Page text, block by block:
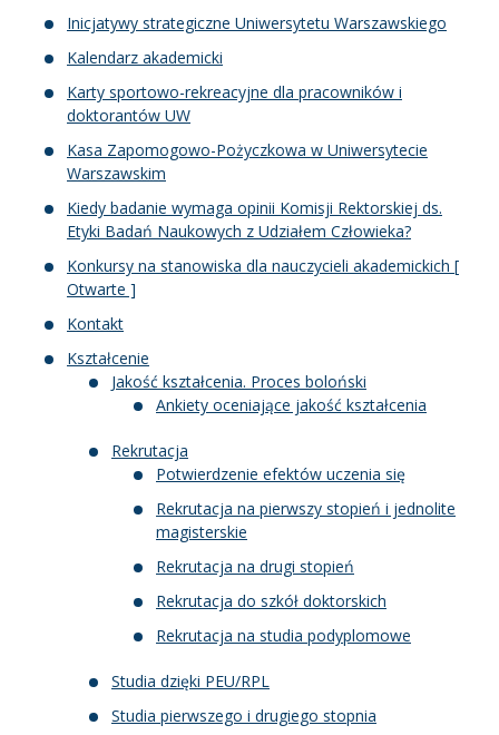
Inicjatywy strategiczne Uniwersytetu Warszawskiego
Kalendarz akademicki
Karty sportowo-rekreacyjne dla pracowników i
doktorantów UW
Kasa Zapomogowo-Pożyczkowa w Uniwersytecie
Warszawskim
Kiedy badanie wymaga opinii Komisji Rektorskiej ds.
Etyki Badań Naukowych z Udziałem Człowieka?
Konkursy na stanowiska dla nauczycieli akademickich [
Otwarte ]
Kontakt
Kształcenie
Jakość kształcenia. Proces boloński
Ankiety oceniające jakość kształcenia
Rekrutacja
Potwierdzenie efektów uczenia się
Rekrutacja na pierwszy stopień i jednolite
magisterskie
Rekrutacja na drugi stopień
Rekrutacja do szkół doktorskich
Rekrutacja na studia podyplomowe
Studia dzięki PEU/RPL
Studia pierwszego i drugiego stopnia